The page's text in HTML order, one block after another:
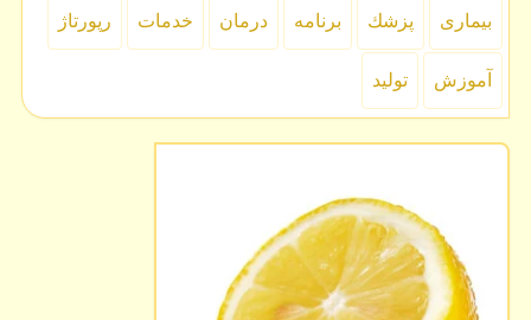
بیماری پزشك برنامه درمان خدمات رپورتاژ
آموزش تولید